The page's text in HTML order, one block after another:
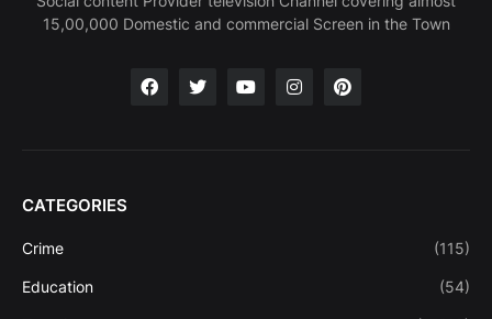
15,00,000 Domestic and commercial Screen in the Town
CATEGORIES
Crime (115)
Education (54)